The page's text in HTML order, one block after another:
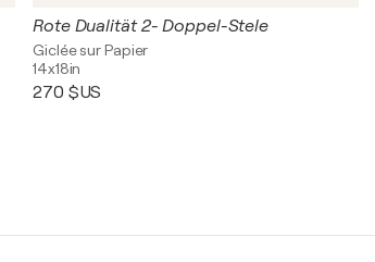
Rote Dualität 2- Doppel-Stele
Giclée sur Papier
14x18in
270 $US